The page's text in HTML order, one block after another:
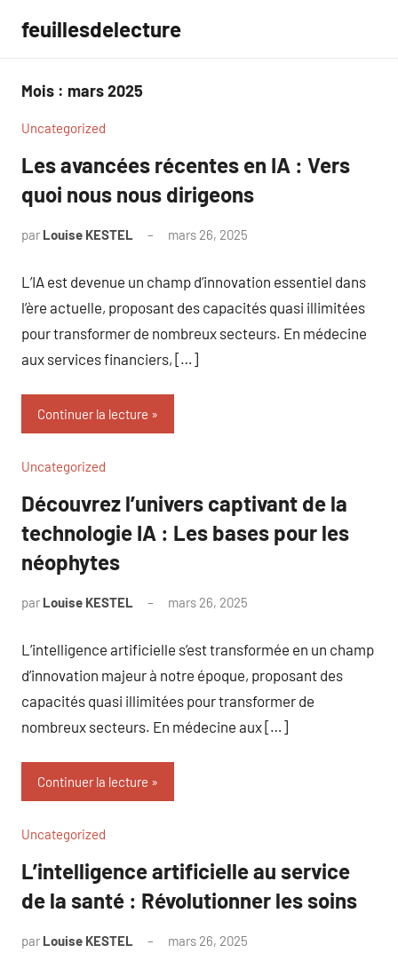
contenu
feuillesdelecture
Mois : mars 2025
Uncategorized
Les avancées récentes en IA : Vers
quoi nous nous dirigeons
par Louise KESTEL mars 26, 2025
L’IA est devenue un champ d’innovation essentiel dans
l’ère actuelle, proposant des capacités quasi illimitées
pour transformer de nombreux secteurs. En médecine
aux services financiers, […]
Continuer la lecture
Uncategorized
Découvrez l’univers captivant de la
technologie IA : Les bases pour les
néophytes
par Louise KESTEL mars 26, 2025
L’intelligence artificielle s’est transformée en un champ
d’innovation majeur à notre époque, proposant des
capacités quasi illimitées pour transformer de
nombreux secteurs. En médecine aux […]
Continuer la lecture
Uncategorized
L’intelligence artificielle au service
de la santé : Révolutionner les soins
par Louise KESTEL mars 26, 2025